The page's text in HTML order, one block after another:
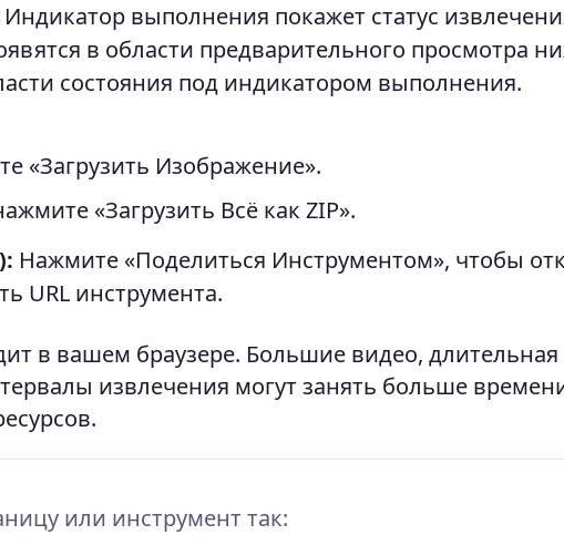
Индикатор выполнения покажет статус
в области предварительного просмотра
состояния под индикатором выполнения.
«Загрузить Изображение».
«Загрузить Всё как ZIP».
Нажмите «Поделиться Инструментом», чтобы
URL инструмента.
в вашем браузере. Большие видео, длительная
извлечения могут занять больше
или инструмент так: